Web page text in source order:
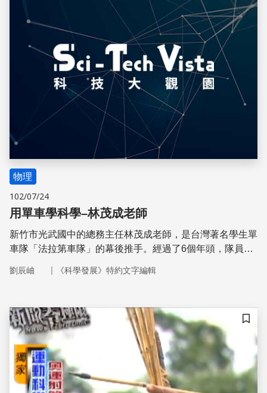
物理
102/07/24
用單車學科學–林茂成老師
新竹市光武國中的總務主任林茂成老師，是台灣著名學生單
車隊「法拉第車隊」的幕後推手。經過了6個年頭，隊員從
的肯定，是因為這個車隊不單是只為了讓學生在假日有戶外
劉辰岫 ｜ 《科學發展》特約文字編輯
儲存